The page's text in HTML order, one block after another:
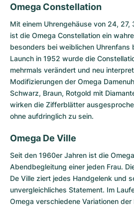
Omega Constellation
Mit einem Uhrengehäuse von 24, 27,
ist die Omega Constellation ein
besonders bei weiblichen Uhrenfans
Launch in 1952 wurde die
mehrmals verändert und neu
Modifizierungen der Omega
Schwarz, Braun, Rotgold mit
wirken die Zifferblätter
ohne aufdringlich zu sein.
Omega De Ville
Seit den 1960er Jahren ist die
Abendbegleitung einer jeden Frau.
De Ville ziert jedes Handgelenk und
unvergleichliches Statement. Im
Omega verschiedene Variationen